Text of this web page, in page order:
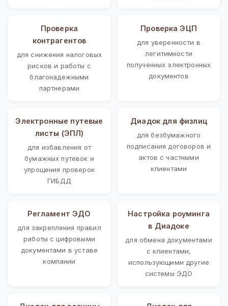
Проверка
контрагентов
для снижения налоговых
рисков и работы с
благонадежными
партнерами
Проверка ЭЦП
для уверенности в
легитимности
полученных электронных
документов
Электронные путевые
листы (ЭПЛ)
для избавления от
бумажных путевок и
упрощения проверок
ГИБДД
Диадок для физлиц
для безбумажного
подписания договоров и
актов с частными
клиентами
Регламент ЭДО
для закрепления правил
работы с цифровыми
документами в уставе
компании
Настройка роуминга
в Диадоке
для обмена документами
с клиентами,
использующими другие
системы ЭДО